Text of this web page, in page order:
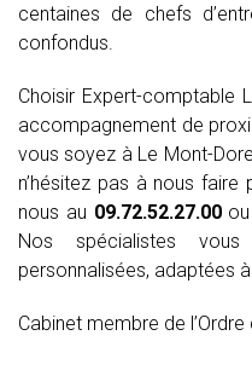
centaines de chefs
confondus.
Choisir Expert-comptable
accompagnement de
vous soyez à Le Mont-
n’hésitez pas à nous
nous au 09.72.52.27.00ou
Nos spécialistes
personnalisées, adaptées
Cabinet membre de l’Ordre